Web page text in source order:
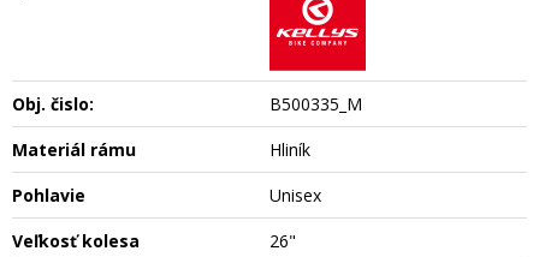
Obj. čislo:
B500335_M
Materiál rámu
Hliník
Pohlavie
Unisex
Veľkosť kolesa
26"